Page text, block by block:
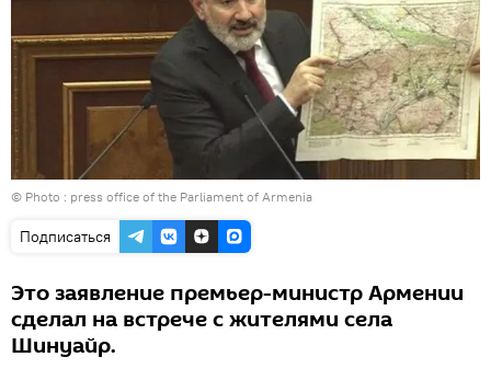
© Photo : press office of the Parliament of Armenia
Подписаться
Это заявление премьер-министр Армении
сделал на встрече с жителями села
Шинуайр.